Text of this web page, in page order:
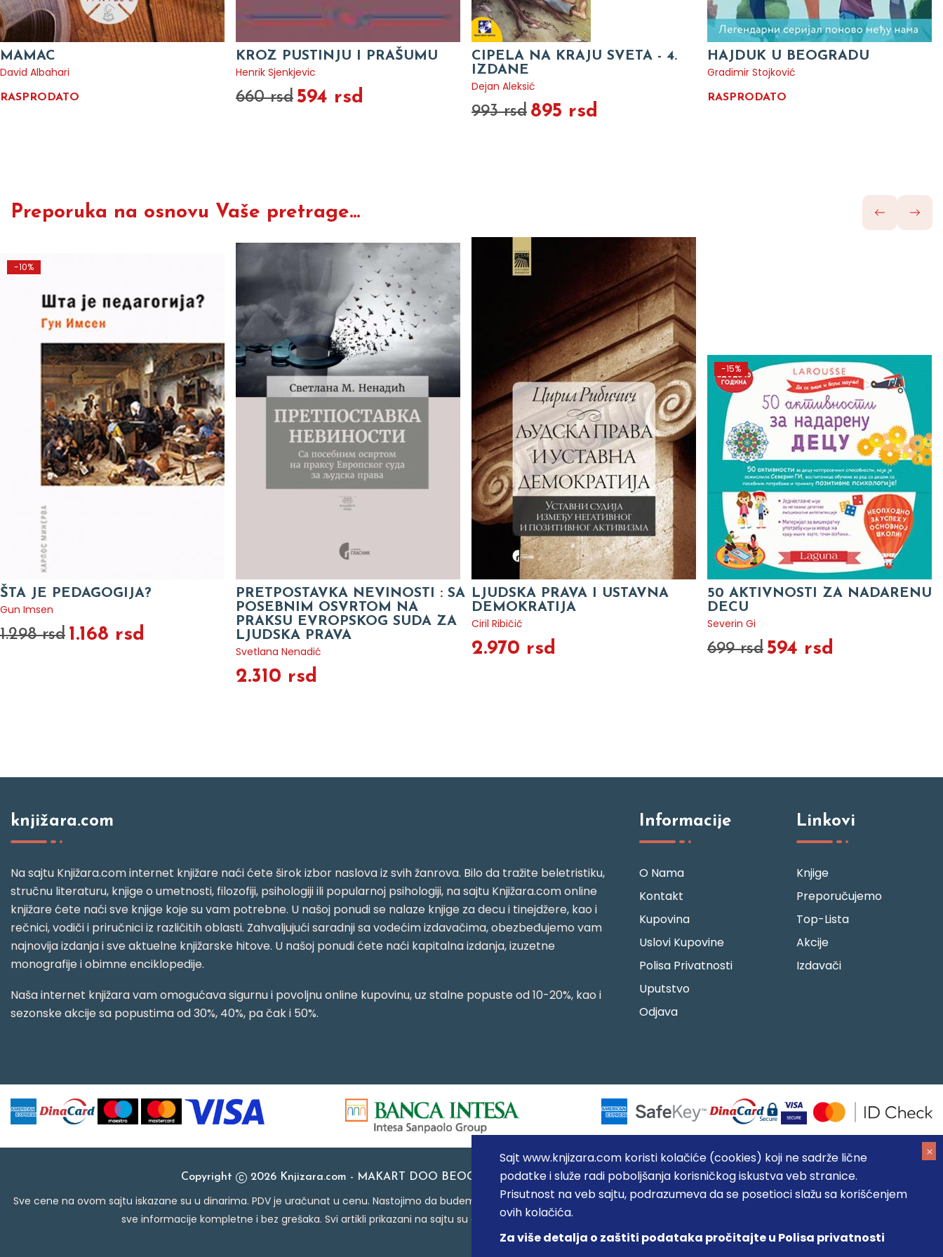
Sajt www.knjizara.com koristi kolačiće (cookies) koji ne sadrže lične
podatke i služe radi poboljšanja korisničkog iskustva veb stranice.
Prisutnost na veb sajtu, podrazumeva da se posetioci slažu sa korišćenjem
ovih kolačića.
Za više detalja o zaštiti podataka pročitajte u Polisa privatnosti
MAMAC
David Albahari
RASPRODATO
KROZ PUSTINJU I PRAŠUMU
Henrik Sjenkjevic
660 rsd 594 rsd
CIPELA NA KRAJU SVETA - 4.
IZDANE
Dejan Aleksić
993 rsd 895 rsd
HAJDUK U BEOGRADU
Gradimir Stojković
RASPRODATO
Preporuka na osnovu Vaše pretrage...
-10%
ŠTA JE PEDAGOGIJA?
Gun Imsen
1.298 rsd 1.168 rsd
PRETPOSTAVKA NEVINOSTI : SA
POSEBNIM OSVRTOM NA
PRAKSU EVROPSKOG SUDA ZA
LJUDSKA PRAVA
Svetlana Nenadić
2.310 rsd
LJUDSKA PRAVA I USTAVNA
DEMOKRATIJA
Ciril Ribičič
2.970 rsd
-15%
50 AKTIVNOSTI ZA NADARENU
DECU
Severin Gi
699 rsd 594 rsd
knjižara.com
Na sajtu Knjižara.com internet knjižare naći ćete širok izbor naslova iz svih žanrova. Bilo da tražite beletristiku,
stručnu literaturu, knjige o umetnosti, filozofiji, psihologiji ili popularnoj psihologiji, na sajtu Knjižara.com online
knjižare ćete naći sve knjige koje su vam potrebne. U našoj ponudi se nalaze knjige za decu i tinejdžere, kao i
rečnici, vodiči i priručnici iz različitih oblasti. Zahvaljujući saradnji sa vodećim izdavačima, obezbeđujemo vam
najnovija izdanja i sve aktuelne knjižarske hitove. U našoj ponudi ćete naći kapitalna izdanja, izuzetne
monografije i obimne enciklopedije.
Naša internet knjižara vam omogućava sigurnu i povoljnu online kupovinu, uz stalne popuste od 10-20%, kao i
sezonske akcije sa popustima od 30%, 40%, pa čak i 50%.
Informacije
O Nama
Kontakt
Kupovina
Uslovi Kupovine
Polisa Privatnosti
Uputstvo
Odjava
Linkovi
Knjige
Preporučujemo
Top-Lista
Akcije
Izdavači
Copyright 2026 Knjizara.com - MAKART DOO BEOGRAD (NOVI BEOGRAD), PIB: 105184104, MB: 20337524
Sve cene na ovom sajtu iskazane su u dinarima. PDV je uračunat u cenu. Nastojimo da budemo što precizniji u opisu proizvoda, prikazu slika i samih cena, ali ne možemo garantovati da su
sve informacije kompletne i bez grešaka. Svi artikli prikazani na sajtu su deo naše ponude i ne podrazumeva da su dostupni u svakom trenutku.